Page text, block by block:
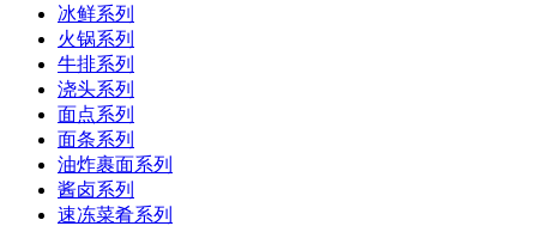
冰鲜系列
火锅系列
牛排系列
浇头系列
面点系列
面条系列
油炸裹面系列
酱卤系列
速冻菜肴系列